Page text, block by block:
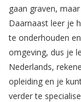
gaan graven,
Daarnaast leer je
te onderhouden
omgeving, dus je
Nederlands,
opleiding en je
verder te